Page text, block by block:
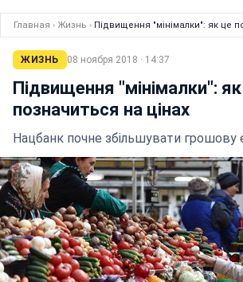
Главная › Жизнь › Підвищення "мінімалки": як це
ЖИЗНЬ 08 ноября 2018 · 14:37
Підвищення "мінімалки":
позначиться на цінах
Нацбанк почне збільшувати грошову